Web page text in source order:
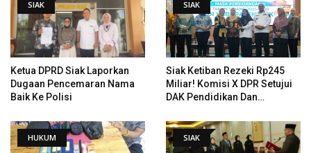
SIAK
Ketua DPRD Siak Laporkan
Dugaan Pencemaran Nama
Baik Ke Polisi
SIAK
Siak Ketiban Rezeki Rp245
Miliar! Komisi X DPR Setujui
DAK Pendidikan Dan
HUKUM SIAK